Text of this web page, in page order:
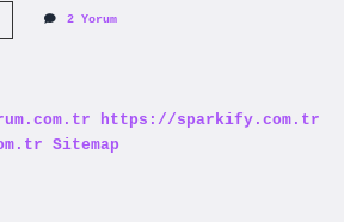
2 Yorum
https://sparkify.com.tr
Sitemap